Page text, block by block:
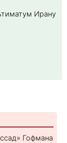
Ирану
Гофмана